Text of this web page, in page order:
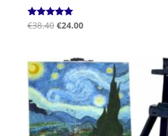
Ocenjeno
€38.40 €24.00